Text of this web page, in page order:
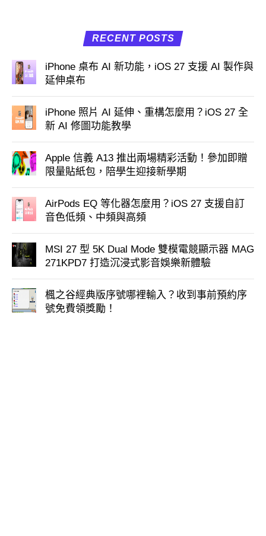
RECENT POSTS
iPhone 桌布 AI 新功能，iOS 27 支援 AI 製作與
延伸桌布
iPhone 照片 AI 延伸、重構怎麼用？iOS 27 全
新 AI 修圖功能教學
Apple 信義 A13 推出兩場精彩活動！參加即贈
限量貼紙包，陪學生迎接新學期
AirPods EQ 等化器怎麼用？iOS 27 支援自訂
音色低頻、中頻與高頻
MSI 27 型 5K Dual Mode 雙模電競顯示器 MAG
271KPD7 打造沉浸式影音娛樂新體驗
楓之谷經典版序號哪裡輸入？收到事前預約序
號免費領獎勵！